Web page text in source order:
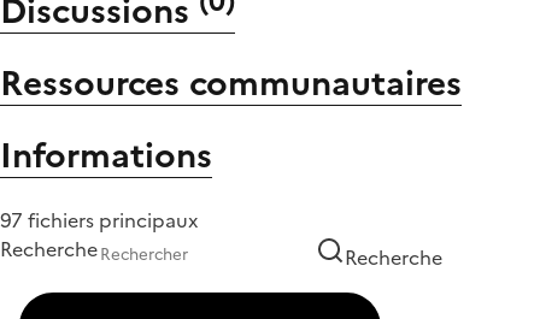
Discussions
Ressources communautaires
Informations
97 fichiers principaux
Recherche
Recherche